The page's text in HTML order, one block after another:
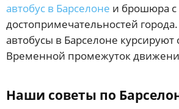
автобус в Барселоне и брошюра с
достопримечательностей
автобусы в Барселоне курсируют
Временной промежуток
Наши советы по